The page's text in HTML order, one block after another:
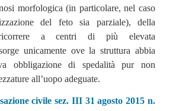
morfologica (in particolare, nel caso
del feto sia parziale), della
a centri di più elevata
unicamente ove la struttura abbia
obbligazione di spedalità pur non
all’uopo adeguate.
civile sez. III 31 agosto 2015 n.